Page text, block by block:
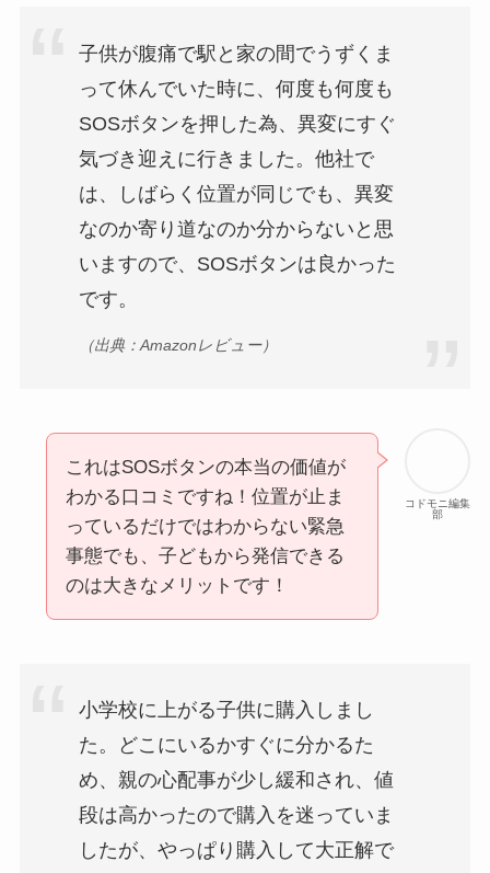
子供が腹痛で駅と家の間でうずくま
って休んでいた時に、何度も何度も
SOSボタンを押した為、異変にすぐ
気づき迎えに行きました。他社で
は、しばらく位置が同じでも、異変
なのか寄り道なのか分からないと思
いますので、SOSボタンは良かった
です。
（出典：Amazonレビュー）
コドモニ編集
部
これはSOSボタンの本当の価値が
わかる口コミですね！位置が止ま
っているだけではわからない緊急
事態でも、子どもから発信できる
のは大きなメリットです！
小学校に上がる子供に購入しまし
た。どこにいるかすぐに分かるた
め、親の心配事が少し緩和され、値
段は高かったので購入を迷っていま
したが、やっぱり購入して大正解で